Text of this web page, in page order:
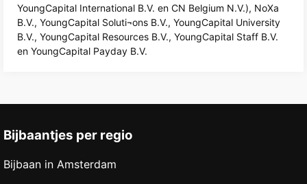
YoungCapital International B.V. en CN Belgium N.V.), NoXa
B.V., YoungCapital Soluti¬ons B.V., YoungCapital University
B.V., YoungCapital Resources B.V., YoungCapital Staff B.V.
en YoungCapital Payday B.V.
Bijbaantjes per regio
Bijbaan in Amsterdam